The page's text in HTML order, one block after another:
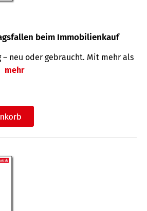
beim Immobilienkauf
– neu oder gebraucht. Mit mehr als
mehr